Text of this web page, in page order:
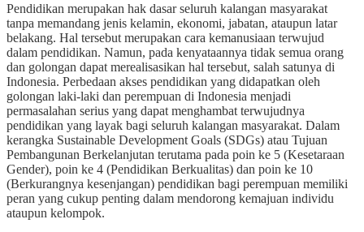
Pendidikan merupakan hak dasar seluruh kalangan masyarakat
tanpa memandang jenis kelamin, ekonomi, jabatan, ataupun latar
belakang. Hal tersebut merupakan cara kemanusiaan terwujud
dalam pendidikan. Namun, pada kenyataannya tidak semua orang
dan golongan dapat merealisasikan hal tersebut, salah satunya di
Indonesia. Perbedaan akses pendidikan yang didapatkan oleh
golongan laki-laki dan perempuan di Indonesia menjadi
permasalahan serius yang dapat menghambat terwujudnya
pendidikan yang layak bagi seluruh kalangan masyarakat. Dalam
kerangka Sustainable Development Goals (SDGs) atau Tujuan
Pembangunan Berkelanjutan terutama pada poin ke 5 (Kesetaraan
Gender), poin ke 4 (Pendidikan Berkualitas) dan poin ke 10
(Berkurangnya kesenjangan) pendidikan bagi perempuan memiliki
peran yang cukup penting dalam mendorong kemajuan individu
ataupun kelompok.